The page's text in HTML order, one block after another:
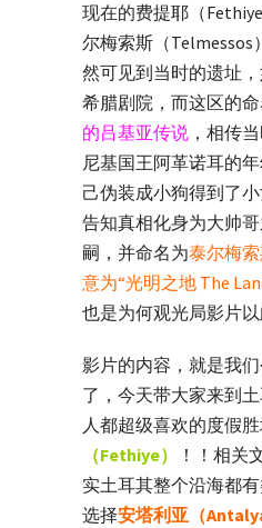
现在的费提耶（
尔梅索斯（Telmessos
然可见到当时的遗址
希腊剧院，而这区的
的吕基亚传说 ，相传
尼基国王阿革诺耳的
己伪装成小狗得到了
告知真相化身为大帅
嗣，并命名为泰尔梅
意为“光明之地 The
也是为何观光局影片以
影片的内容，就是我
了，今天带大家来到
人都超级喜欢的度假
（Fethiye） ！！相关
实土耳其整个沿海都
选择安塔利亚（